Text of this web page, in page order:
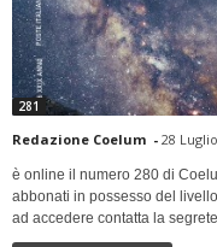
281
Redazione Coelum - 28
è online il numero 280 di
abbonati in possesso del
ad accedere contatta la